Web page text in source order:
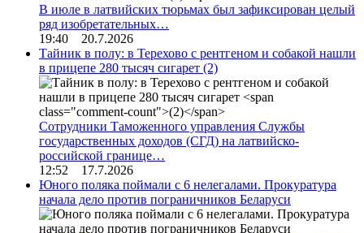
В июле в латвийских тюрьмах был зафиксирован целый
ряд изобретательных…
19:40 20.7.2026
Тайник в полу: в Терехово с рентгеном и собакой нашли
в прицепе 280 тысяч сигарет (2)
Сотрудники Таможенного управления Службы
государственных доходов (СГД) на латвийско-
российской границе…
12:52 17.7.2026
Юного поляка поймали с 6 нелегалами. Прокуратура
начала дело против пограничников Беларуси